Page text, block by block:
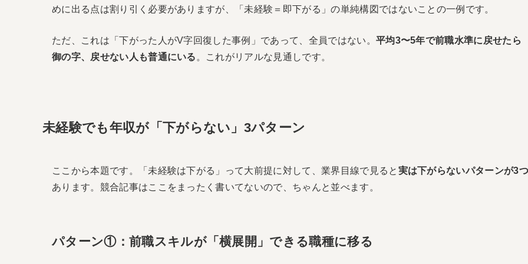
めに出る点は割り引く必要がありますが、「未経験＝即下がる」の単純構図ではないことの一例です。
ただ、これは「下がった人がV字回復した事例」であって、全員ではない。 平均3〜5年で前職水準に戻せたら
御の字、戻せない人も普通にいる 。これがリアルな見通しです。
未経験でも年収が「下がらない」3パターン
ここから本題です。「未経験は下がる」って大前提に対して、業界目線で見ると 実は下がらないパターンが3
あります。競合記事はここをまったく書いてないので、ちゃんと並べます。
パターン①：前職スキルが「横展開」できる職種に移る